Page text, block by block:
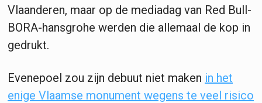
Vlaanderen, maar op de mediadag van Red Bull-
BORA-hansgrohe werden die allemaal de kop in
gedrukt.
Evenepoel zou zijn debuut niet maken in het
enige Vlaamse monument wegens te veel risico